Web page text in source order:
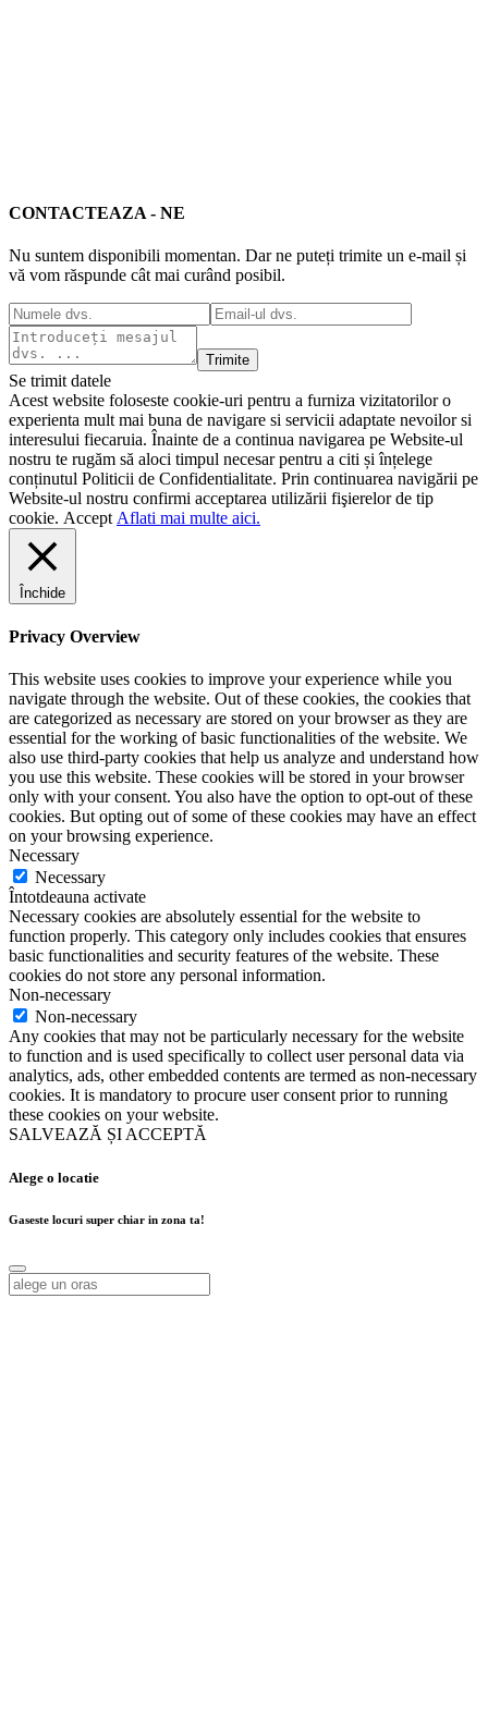
CONTACTEAZA - NE
Nu suntem disponibili momentan. Dar ne puteți trimite un e-mail și
vă vom răspunde cât mai curând posibil.
Trimite
Se trimit datele
Acest website foloseste cookie-uri pentru a furniza vizitatorilor o
experienta mult mai buna de navigare si servicii adaptate nevoilor si
interesului fiecaruia. Înainte de a continua navigarea pe Website-ul
nostru te rugăm să aloci timpul necesar pentru a citi și înțelege
conținutul Politicii de Confidentialitate. Prin continuarea navigării pe
Website-ul nostru confirmi acceptarea utilizării fişierelor de tip
cookie. Accept Aflati mai multe aici.
Închide
Privacy Overview
This website uses cookies to improve your experience while you
navigate through the website. Out of these cookies, the cookies that
are categorized as necessary are stored on your browser as they are
essential for the working of basic functionalities of the website. We
also use third-party cookies that help us analyze and understand how
you use this website. These cookies will be stored in your browser
only with your consent. You also have the option to opt-out of these
cookies. But opting out of some of these cookies may have an effect
on your browsing experience.
Necessary
Necessary
Întotdeauna activate
Necessary cookies are absolutely essential for the website to
function properly. This category only includes cookies that ensures
basic functionalities and security features of the website. These
cookies do not store any personal information.
Non-necessary
Non-necessary
Any cookies that may not be particularly necessary for the website
to function and is used specifically to collect user personal data via
analytics, ads, other embedded contents are termed as non-necessary
cookies. It is mandatory to procure user consent prior to running
these cookies on your website.
SALVEAZĂ ȘI ACCEPTĂ
Alege o locatie
Gaseste locuri super chiar in zona ta!
Alege o locatie